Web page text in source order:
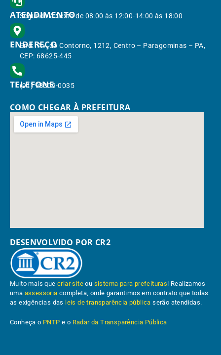
ATENDIMENTO
Segunda à Sexta de 08:00 às 12:00-14:00 às 18:00
ENDEREÇO
End.: Av. do Contorno, 1212, Centro – Paragominas – PA,
CEP: 68625-445
TELEFONE
(91) 98309-0035
COMO CHEGAR À PREFEITURA
DESENVOLVIDO POR CR2
Muito mais quecriar site ou sistema para prefeituras! Realizamos
uma assessoria completa, onde garantimos em contrato que todas
as exigências das leis de transparência pública serão atendidas.
Conheça o PNTP e o Radar da Transparência Pública